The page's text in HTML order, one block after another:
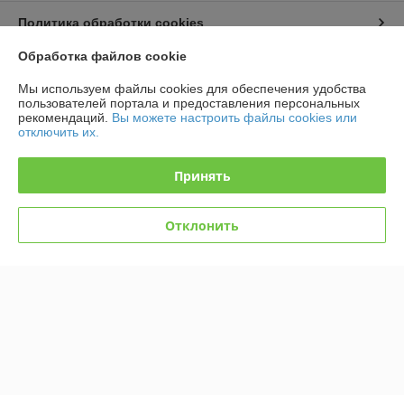
Политика обработки cookies
Сайт создан на платформе Deal.by
Беларусь, 223707, Минская область, Солигорский район, г. Солигорск,
ул. Константина Заслонова, д. 58
Обработка файлов cookie
Мы используем файлы cookies для обеспечения удобства
пользователей портала и предоставления персональных
рекомендаций. Вы можете настроить файлы cookies или
отключить их.
Принять
Отклонить